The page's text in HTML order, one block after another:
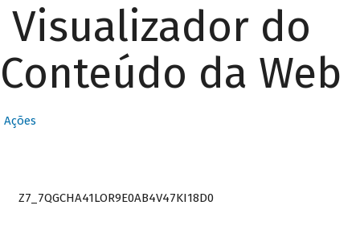
Visualizador do
Conteúdo da Web
Ações
Z7_7QGCHA41LOR9E0AB4V47KI18D0